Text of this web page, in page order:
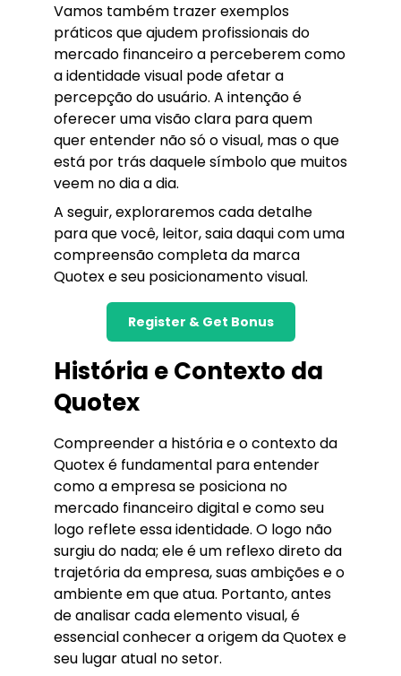
Vamos também trazer exemplos
práticos que ajudem profissionais do
mercado financeiro a perceberem como
a identidade visual pode afetar a
percepção do usuário. A intenção é
oferecer uma visão clara para quem
quer entender não só o visual, mas o que
está por trás daquele símbolo que muitos
veem no dia a dia.
A seguir, exploraremos cada detalhe
para que você, leitor, saia daqui com uma
compreensão completa da marca
Quotex e seu posicionamento visual.
Register & Get Bonus
História e Contexto da
Quotex
Compreender a história e o contexto da
Quotex é fundamental para entender
como a empresa se posiciona no
mercado financeiro digital e como seu
logo reflete essa identidade. O logo não
surgiu do nada; ele é um reflexo direto da
trajetória da empresa, suas ambições e o
ambiente em que atua. Portanto, antes
de analisar cada elemento visual, é
essencial conhecer a origem da Quotex e
seu lugar atual no setor.